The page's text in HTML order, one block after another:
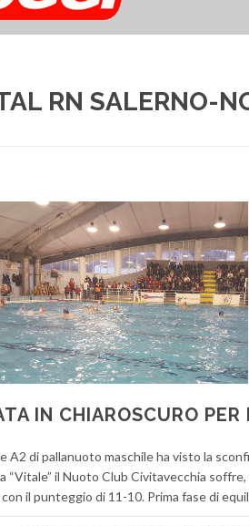
RN SALERNO-
IN CHIAROSCURO PER
A2 di pallanuoto maschile ha visto la
il Nuoto Club Civitavecchia
il punteggio di 11-10. Prima fase di